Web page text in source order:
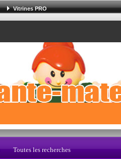
Vitrines PRO
Toutes les recherches